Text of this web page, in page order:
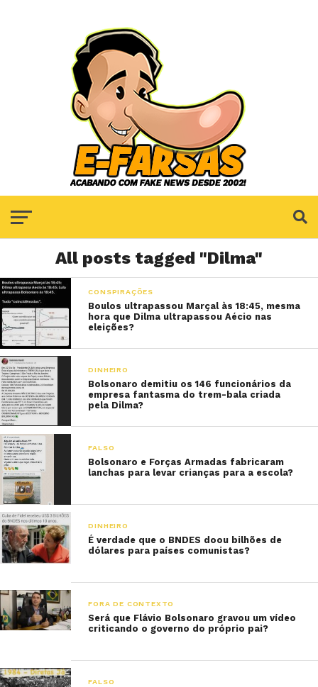
All posts tagged "Dilma"
CONSPIRAÇÕES
Boulos ultrapassou Marçal às 18:45, mesma
hora que Dilma ultrapassou Aécio nas
eleições?
DINHEIRO
Bolsonaro demitiu os 146 funcionários da
empresa fantasma do trem-bala criada
pela Dilma?
FALSO
Bolsonaro e Forças Armadas fabricaram
lanchas para levar crianças para a escola?
DINHEIRO
É verdade que o BNDES doou bilhões de
dólares para países comunistas?
FORA DE CONTEXTO
Será que Flávio Bolsonaro gravou um vídeo
criticando o governo do próprio pai?
FALSO